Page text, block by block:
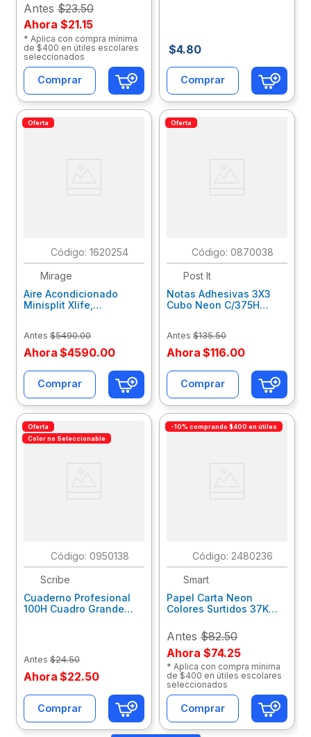
Antes $23.50
Ahora $21.15
* Aplica con compra mínima
de $400 en útiles escolares
seleccionados
Comprar
$4.80
Comprar
Oferta
: 1620254
Mirage
Aire Acondicionado
Minisplit Xlife,
Antes $5490.00
Ahora $4590.00
Comprar
Oferta
: 0870038
Post It
Notas Adhesivas 3X3
Cubo Neon C/375H
Antes $135.50
Ahora $116.00
Comprar
Oferta
Color no Seleccionable
: 0950138
Scribe
Cuaderno Profesional
100H Cuadro Grande
Antes $24.50
Ahora $22.50
Comprar
-10% comprando $400 en útiles
: 2480236
Smart
Papel Carta Neon
Colores Surtidos 37K
Antes $82.50
Ahora $74.25
* Aplica con compra mínima
de $400 en útiles escolares
seleccionados
Comprar